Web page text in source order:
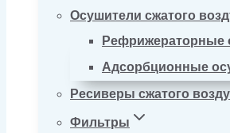
Осушители сжатого
Рефрижераторные
Адсорбционные
Ресиверы сжатого
Фильтры